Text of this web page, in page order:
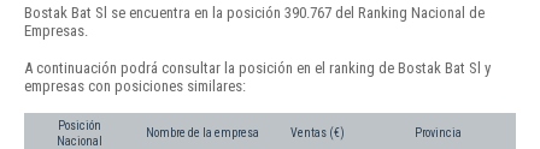
Bostak Bat Sl se encuentra en la posición 390.767 del Ranking Nacional de
Empresas.
A continuación podrá consultar la posición en el ranking de Bostak Bat Sl y
empresas con posiciones similares:
Posición
Nacional
Nombre de la empresa Ventas (€) Provincia